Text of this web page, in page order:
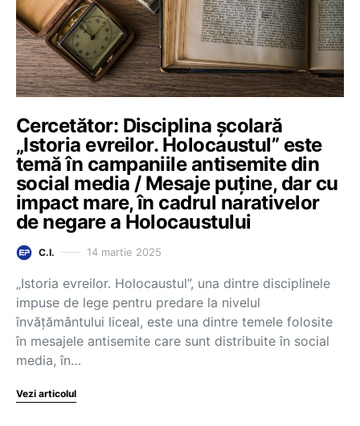
Cercetător: Disciplina școlară
„Istoria evreilor. Holocaustul” este
temă în campaniile antisemite din
social media / Mesaje puține, dar cu
impact mare, în cadrul narativelor
de negare a Holocaustului
C.I. 14 martie 2025
„Istoria evreilor. Holocaustul”, una dintre disciplinele
impuse de lege pentru predare la nivelul
învățământului liceal, este una dintre temele folosite
în mesajele antisemite care sunt distribuite în social
media, în…
Vezi articolul